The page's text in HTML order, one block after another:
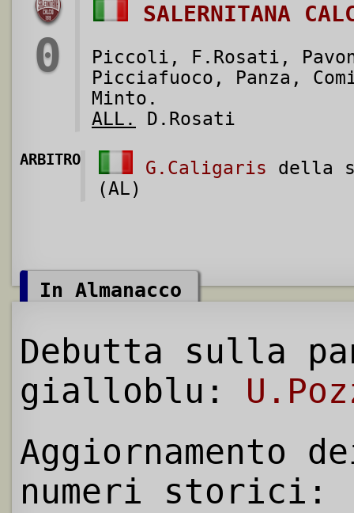
0
SALERNITANA
Piccoli, F.Rosati,
Picciafuoco, Panza,
Minto.
ALL.
D.Rosati
ARBITRO G.Caligaris della
(AL)
In Almanacco
Debutta sulla
gialloblu:
Aggiornamento
numeri storici: